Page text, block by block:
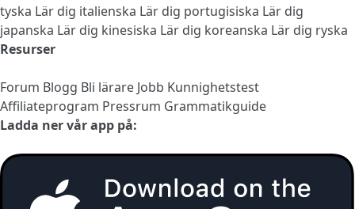
tyska Lär dig italienska Lär dig portugisiska Lär dig
japanska Lär dig kinesiska Lär dig koreanska Lär dig ryska
Resurser
Forum Blogg Bli lärare Jobb Kunnighetstest
Affiliateprogram Pressrum Grammatikguide
Ladda ner vår app på: